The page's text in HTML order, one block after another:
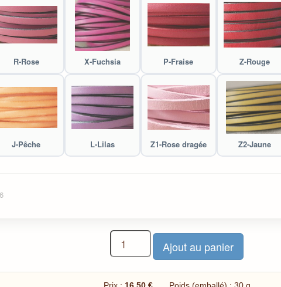
R-Rose X-Fuchsia P-Fraise Z-Rouge
J-Pêche L-Lilas Z1-Rose dragée Z2-Jaune